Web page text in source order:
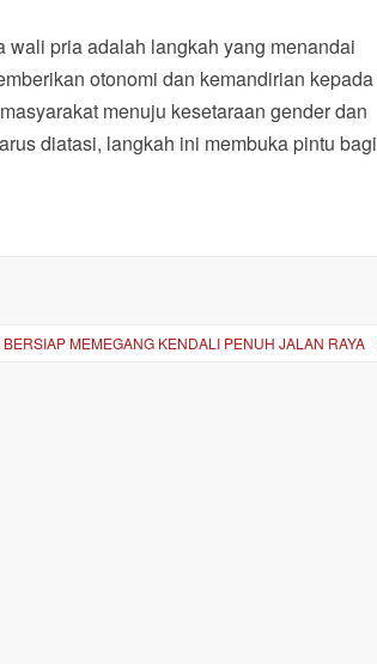
pria adalah langkah yang menandai
otonomi dan kemandirian kepada
menuju kesetaraan gender dan
diatasi, langkah ini membuka pintu bagi
MEMEGANG KENDALI PENUH JALAN RAYA